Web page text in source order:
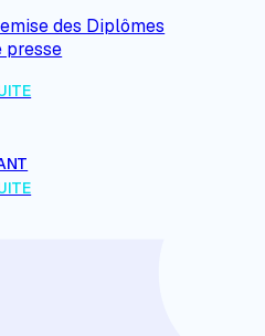
des Diplômes
presse